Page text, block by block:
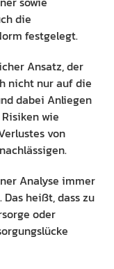
die
festgelegt.
Ansatz, der
nicht nur auf die
dabei Anliegen
wie
von
Analyse immer
heißt, dass zu
oder